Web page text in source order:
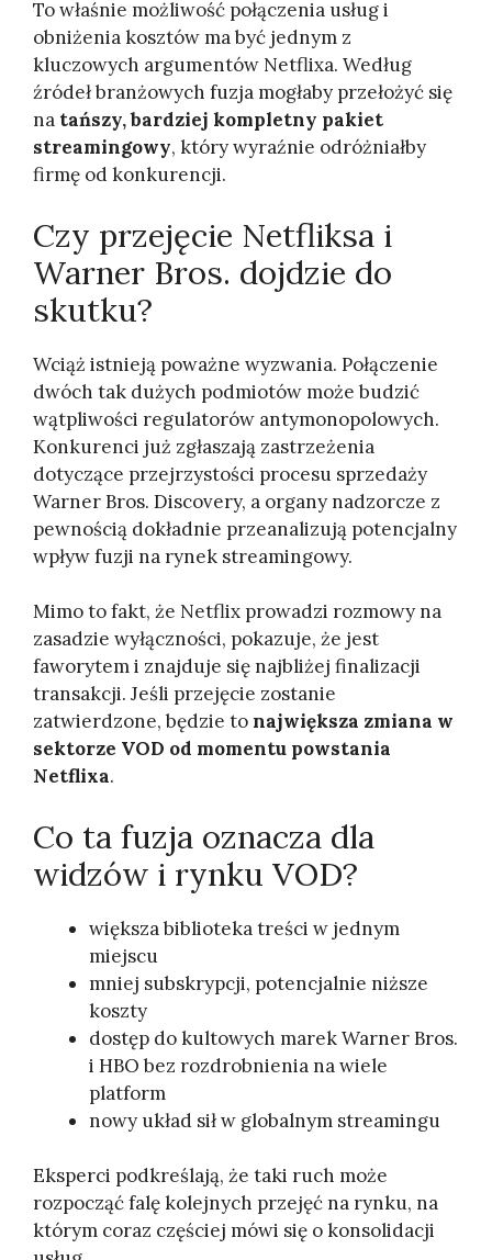
To właśnie możliwość połączenia usług i
obniżenia kosztów ma być jednym z
kluczowych argumentów Netflixa. Według
źródeł branżowych fuzja mogłaby przełożyć się
na tańszy, bardziej kompletny pakiet
streamingowy, który wyraźnie odróżniałby
firmę od konkurencji.
Czy przejęcie Netfliksa i
Warner Bros. dojdzie do
skutku?
Wciąż istnieją poważne wyzwania. Połączenie
dwóch tak dużych podmiotów może budzić
wątpliwości regulatorów antymonopolowych.
Konkurenci już zgłaszają zastrzeżenia
dotyczące przejrzystości procesu sprzedaży
Warner Bros. Discovery, a organy nadzorcze z
pewnością dokładnie przeanalizują potencjalny
wpływ fuzji na rynek streamingowy.
Mimo to fakt, że Netflix prowadzi rozmowy na
zasadzie wyłączności, pokazuje, że jest
faworytem i znajduje się najbliżej finalizacji
transakcji. Jeśli przejęcie zostanie
zatwierdzone, będzie tonajwiększa zmiana w
sektorze VOD od momentu powstania
Netflixa.
Co ta fuzja oznacza dla
widzów i rynku VOD?
większa biblioteka treści w jednym
miejscu
mniej subskrypcji, potencjalnie niższe
koszty
dostęp do kultowych marek Warner Bros.
i HBO bez rozdrobnienia na wiele
platform
nowy układ sił w globalnym streamingu
Eksperci podkreślają, że taki ruch może
rozpocząć falę kolejnych przejęć na rynku, na
którym coraz częściej mówi się o konsolidacji